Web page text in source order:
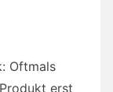
Oftmals
erst